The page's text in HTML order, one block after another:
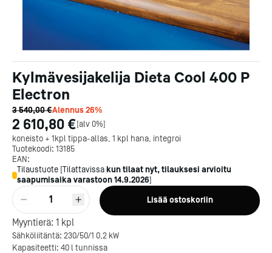
Kylmävesijakelija Dieta Cool 400 P
Electron
3 540,00 €Alennus26%
2 610,80 €[alv 0%]
koneisto + 1kpl tippa-allas, 1 kpl hana, integroi
Tuotekoodi: 13185
EAN:
Tilaustuote [Tilattavissa kun tilaat nyt, tilauksesi arvioitu
saapumisaika varastoon14.9.2026]
1 Lisää ostoskoriin
Myyntierä: 1 kpl
Sähköliitäntä: 230/50/1 0,2 kW
Kapasiteetti: 40 l tunnissa